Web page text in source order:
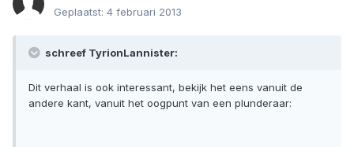
Geplaatst: 4 februari 2013
schreef TyrionLannister:
Dit verhaal is ook interessant, bekijk het eens vanuit de
andere kant, vanuit het oogpunt van een plunderaar: